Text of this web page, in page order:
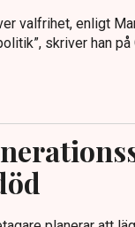
valfrihet, enligt
skriver han på